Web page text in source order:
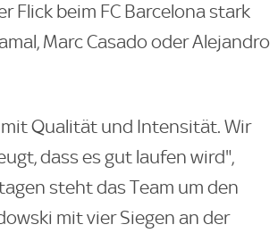
Flick beim FC Barcelona stark
Marc Casado oder Alejandro
Qualität und Intensität. Wir
dass es gut laufen wird",
steht das Team um den
mit vier Siegen an der